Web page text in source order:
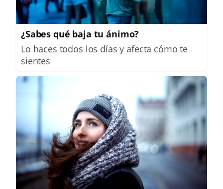
¿Sabes qué baja tu ánimo?
Lo haces todos los días y afecta cómo te
sientes